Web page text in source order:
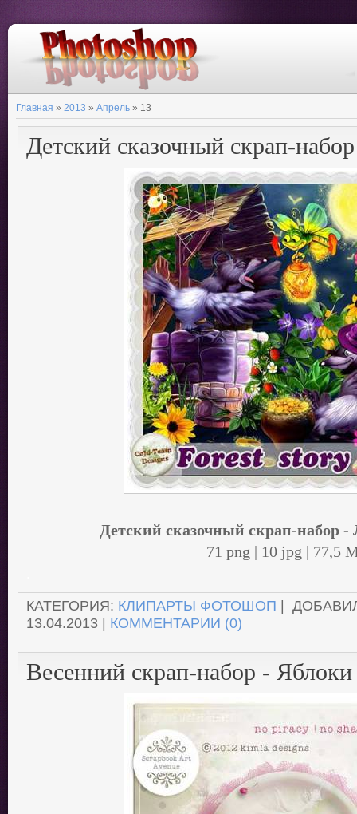
Главная » 2013 » Апрель » 13
Детский сказочный скрап-
Детский сказочный скрап-набор
71 png | 10 jpg | 77,5
КАТЕГОРИЯ: КЛИПАРТЫ ФОТОШОП |
13.04.2013 | КОММЕНТАРИИ (0)
Весенний скрап-набор -